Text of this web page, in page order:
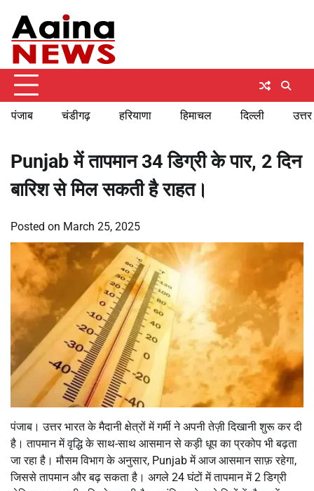
content
पंजाब चंडीगढ़ हरियाणा हिमाचल दिल्ली
Punjab में तापमान 34 डिग्री के पार, 2 दिन
बारिश से मिल सकती है राहत।
Posted on March 25, 2025
पंजाब। उत्तर भारत के मैदानी क्षेत्रों में गर्मी ने अपनी तेज़ी दिखानी शुरू कर दी
है। तापमान में वृद्धि के साथ-साथ आसमान से कड़ी धूप का प्रकोप भी बढ़ता
जा रहा है। मौसम विभाग के अनुसार, Punjab में आज आसमान साफ़ रहेगा,
जिससे तापमान और बढ़ सकता है। अगले 24 घंटों में तापमान में 2 डिग्री